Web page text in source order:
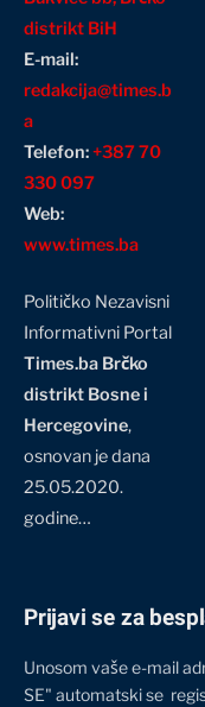
distrikt BiH
E-mail:
redakcija@times.b
a
Telefon:+387 70
330 097
Web:
www.times.ba
Političko Nezavisni
Informativni Portal
Times.ba Brčko
distrikt Bosne i
Hercegovine,
osnovan je dana
25.05.2020.
godine…
Prijavi se za
Unosom vaše e-mail
SE" automatski se